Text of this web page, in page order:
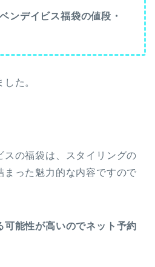
ンデイビス福袋の値段・
た。
スの福袋は、スタイリングの
まった魅力的な内容ですので
可能性が高いのでネット予約